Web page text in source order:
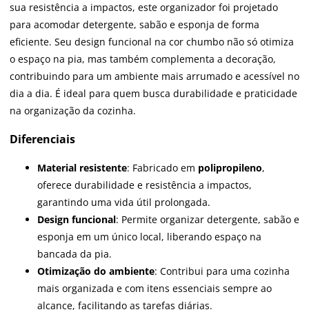
sua resistência a impactos, este organizador foi projetado
para acomodar detergente, sabão e esponja de forma
eficiente. Seu design funcional na cor chumbo não só otimiza
o espaço na pia, mas também complementa a decoração,
contribuindo para um ambiente mais arrumado e acessível no
dia a dia. É ideal para quem busca durabilidade e praticidade
na organização da cozinha.
Diferenciais
Material resistente: Fabricado em polipropileno,
oferece durabilidade e resistência a impactos,
garantindo uma vida útil prolongada.
Design funcional: Permite organizar detergente, sabão e
esponja em um único local, liberando espaço na
bancada da pia.
Otimização do ambiente: Contribui para uma cozinha
mais organizada e com itens essenciais sempre ao
alcance, facilitando as tarefas diárias.